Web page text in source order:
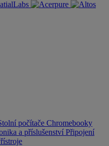
počítače Chromebooky
a příslušenství Připojení